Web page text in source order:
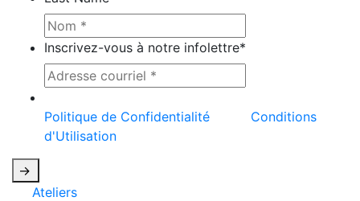
Inscrivez-vous à notre infolettre*
Politique de Confidentialité
Conditions
d'Utilisation
->
Ateliers